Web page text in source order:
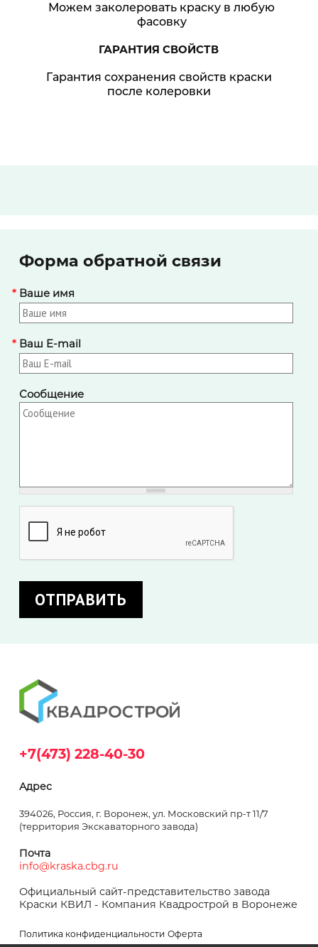
Можем заколеровать краску в любую
фасовку
ГАРАНТИЯ СВОЙСТВ
Гарантия сохранения свойств краски
после колеровки
Форма обратной связи
Ваше имя
*
Ваш E-mail
*
Сообщение
+7(473) 228-40-30
Адрес
394026, Россия, г. Воронеж, ул. Московский пр-т 11/7
(территория Экскаваторного завода)
Почта
info@kraska.cbg.ru
Официальный сайт-представительство завода
Краски КВИЛ - Компания Квадрострой в Воронеже
Политика конфиденциальности Оферта